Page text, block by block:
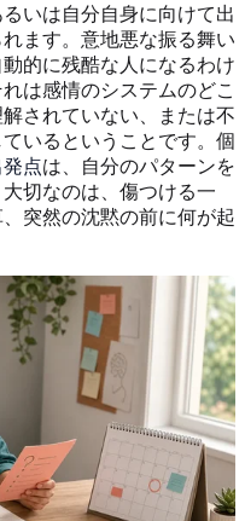
いは自分自身に向けて出
ます。意地悪な振る舞い
的に残酷な人になるわけ
は感情のシステムのどこ
されていない、または不
いるということです。個
点は、自分のパターンを
切なのは、傷つける一
突然の沈黙の前に何が起